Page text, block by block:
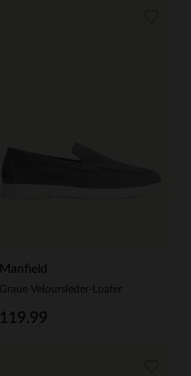
Manfield
Graue Veloursleder-Loafer
119.99